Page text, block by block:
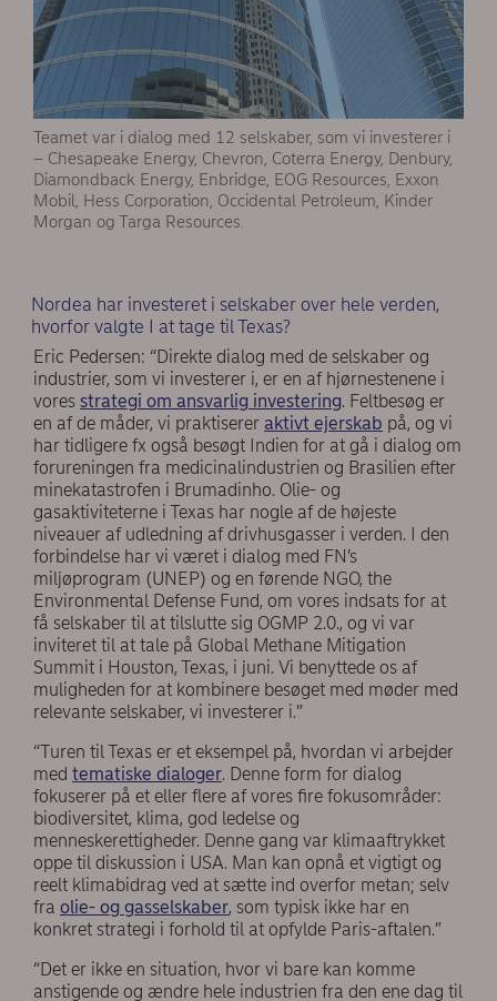
Teamet var i dialog med 12 selskaber, som vi investerer i
– Chesapeake Energy, Chevron, Coterra Energy, Denbury,
Diamondback Energy, Enbridge, EOG Resources, Exxon
Mobil, Hess Corporation, Occidental Petroleum, Kinder
Morgan og Targa Resources.
Nordea har investeret i selskaber over hele verden,
hvorfor valgte I at tage til Texas?
Eric Pedersen: “Direkte dialog med de selskaber og
industrier, som vi investerer i, er en af hjørnestenene i
vores strategi om ansvarlig investering. Feltbesøg er
en af de måder, vi praktiserer aktivt ejerskab på, og vi
har tidligere fx også besøgt Indien for at gå i dialog om
forureningen fra medicinalindustrien og Brasilien efter
minekatastrofen i Brumadinho. Olie- og
gasaktiviteterne i Texas har nogle af de højeste
niveauer af udledning af drivhusgasser i verden. I den
forbindelse har vi været i dialog med FN’s
miljøprogram (UNEP) og en førende NGO, the
Environmental Defense Fund, om vores indsats for at
få selskaber til at tilslutte sig OGMP 2.0., og vi var
inviteret til at tale på Global Methane Mitigation
Summit i Houston, Texas, i juni. Vi benyttede os af
muligheden for at kombinere besøget med møder med
relevante selskaber, vi investerer i.”
“Turen til Texas er et eksempel på, hvordan vi arbejder
med tematiske dialoger. Denne form for dialog
fokuserer på et eller flere af vores fire fokusområder:
biodiversitet, klima, god ledelse og
menneskerettigheder. Denne gang var klimaaftrykket
oppe til diskussion i USA. Man kan opnå et vigtigt og
reelt klimabidrag ved at sætte ind overfor metan; selv
fra olie- og gasselskaber, som typisk ikke har en
konkret strategi i forhold til at opfylde Paris-aftalen.”
“Det er ikke en situation, hvor vi bare kan komme
anstigende og ændre hele industrien fra den ene dag til